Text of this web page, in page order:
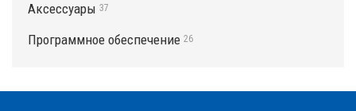
Аксессуары 37
Программное обеспечение 26